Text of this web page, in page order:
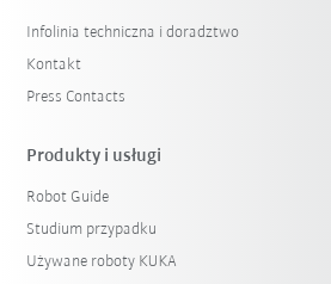
Infolinia techniczna i doradztwo
Kontakt
Press Contacts
Produkty i usługi
Robot Guide
Studium przypadku
Używane roboty KUKA